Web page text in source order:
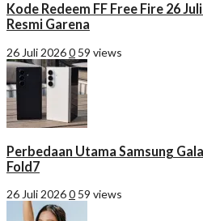
Kode Redeem FF Free Fire 26
Resmi Garena
26 Juli 20260 59 views
Perbedaan Utama Samsung
Fold7
26 Juli 20260 59 views